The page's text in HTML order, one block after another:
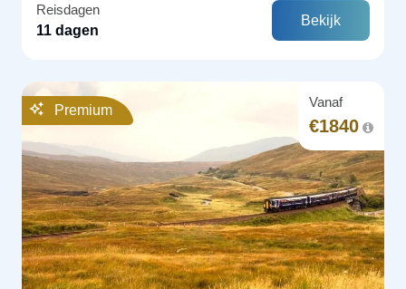
Reisdagen
11 dagen
Bekijk
Vanaf
€1840
Premium